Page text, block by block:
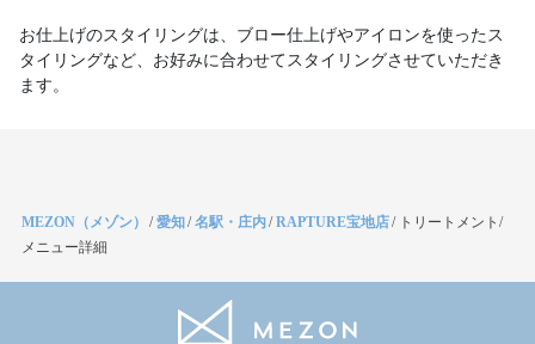
お仕上げのスタイリングは、ブロー仕上げやアイロンを使ったス
タイリングなど、お好みに合わせてスタイリングさせていただき
ます。
MEZON（メゾン） /愛知/名駅・庄内/RAPTURE宝地店/ トリートメント/
メニュー詳細